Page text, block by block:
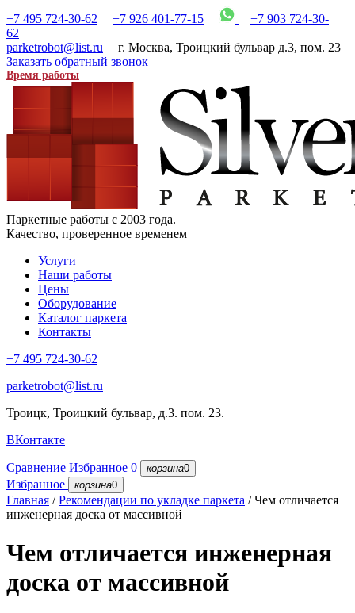
+7 495 724-30-62 +7 926 401-77-15
+7 903 724-30-
62
parketrobot@list.ru
г. Москва, Троицкий бульвар д.3, пом. 23
Заказать обратный звонок
Время работы
Паркетные работы с 2003 года.
Качество, проверенное временем
Услуги
Наши работы
Цены
Оборудование
Каталог паркета
Контакты
+7 495 724-30-62
parketrobot@list.ru
Троицк, Троицкий бульвар, д.3. пом. 23.
ВКонтакте
Сравнение Избранное 0 корзина0
Избранное корзина0
Главная / Рекомендации по укладке паркета / Чем отличается
инженерная доска от массивной
Чем отличается инженерная
доска от массивной